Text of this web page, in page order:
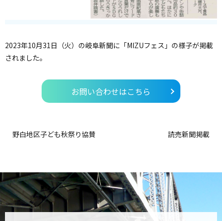
2023年10月31日（火）の岐阜新聞に「MIZUフェス」の様子が掲載
されました。
お問い合わせはこちら
野白地区子ども秋祭り協賛 読売新聞掲載